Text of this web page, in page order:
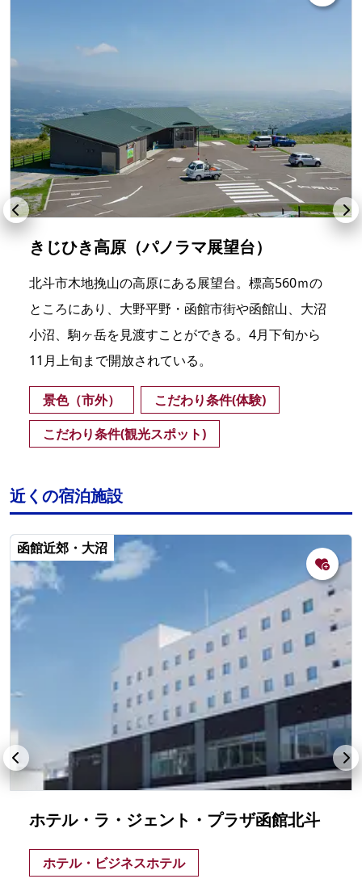
きじひき高原（パノラマ展望台）
北斗市木地挽山の高原にある展望台。標高560ｍの
ところにあり、大野平野・函館市街や函館山、大沼
小沼、駒ヶ岳を見渡すことができる。4月下旬から
11月上旬まで開放されている。
景色（市外）
こだわり条件(体験)
こだわり条件(観光スポット)
近くの宿泊施設
函館近郊・大沼
ホテル・ラ・ジェント・プラザ函館北斗
ホテル・ビジネスホテル